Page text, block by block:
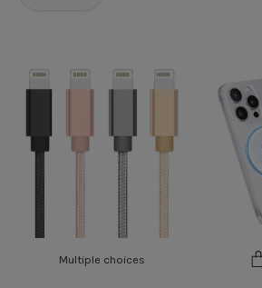
Multiple choices